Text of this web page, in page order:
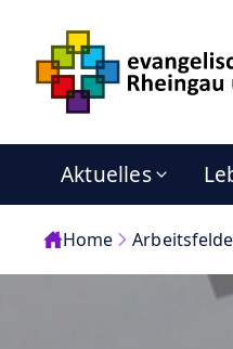
Aktuelles
Home